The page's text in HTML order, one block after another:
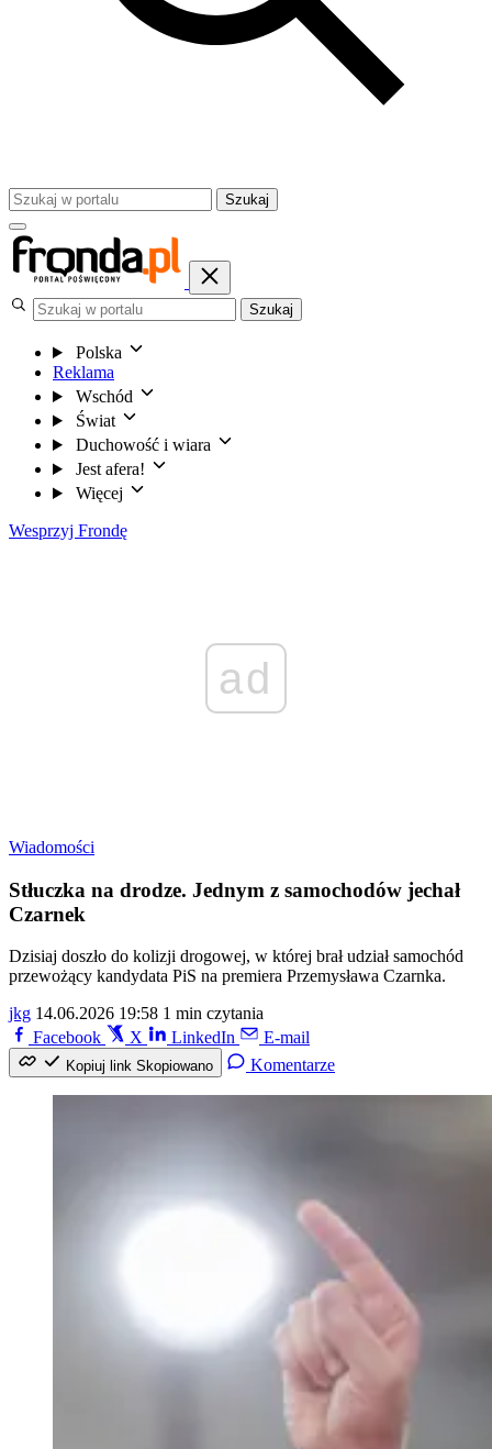
Szukaj
Szukaj
Polska
Reklama
Wschód
Świat
Duchowość i wiara
Jest afera!
Więcej
Wesprzyj Frondę
ad
Wiadomości
Stłuczka na drodze. Jednym z samochodów jechał
Czarnek
Dzisiaj doszło do kolizji drogowej, w której brał udział samochód
przewożący kandydata PiS na premiera Przemysława Czarnka.
jkg 14.06.2026 19:58 1 min czytania
Facebook
X LinkedIn E-mail
Kopiuj link Skopiowano Komentarze